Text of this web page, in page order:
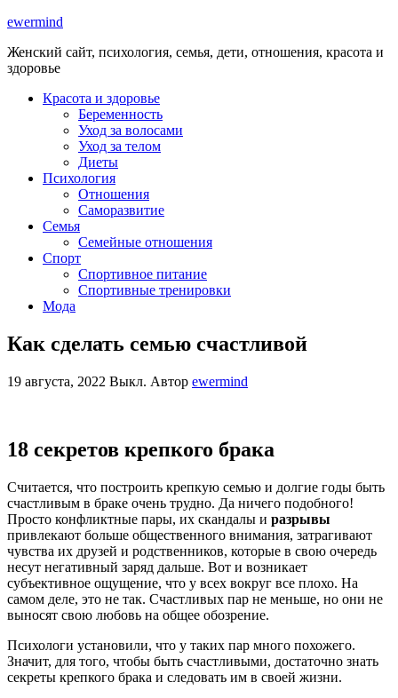
ewermind
Женский сайт, психология, семья, дети, отношения, красота и
здоровье
Красота и здоровье
Беременность
Уход за волосами
Уход за телом
Диеты
Психология
Отношения
Саморазвитие
Семья
Семейные отношения
Спорт
Спортивное питание
Спортивные тренировки
Мода
Как сделать семью счастливой
19 августа, 2022 Выкл. Автор ewermind
18 секретов крепкого брака
Считается, что построить крепкую семью и долгие годы быть
счастливым в браке очень трудно. Да ничего подобного!
Просто конфликтные пары, их скандалы и разрывы
привлекают больше общественного внимания, затрагивают
чувства их друзей и родственников, которые в свою очередь
несут негативный заряд дальше. Вот и возникает
субъективное ощущение, что у всех вокруг все плохо. На
самом деле, это не так. Счастливых пар не меньше, но они не
выносят свою любовь на общее обозрение.
Психологи установили, что у таких пар много похожего.
Значит, для того, чтобы быть счастливыми, достаточно знать
секреты крепкого брака и следовать им в своей жизни.